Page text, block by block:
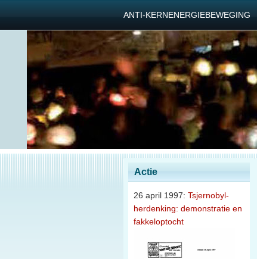
ANTI-KERNENERGIEBEWEGING
Actie
26 april 1997: Tsjernobyl-
herdenking: demonstratie en
fakkeloptocht